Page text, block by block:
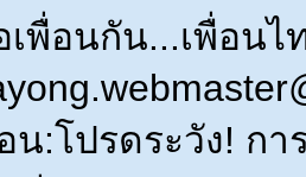
เพื่อนกัน...เพื่อน
น:โปรดระวัง! ก